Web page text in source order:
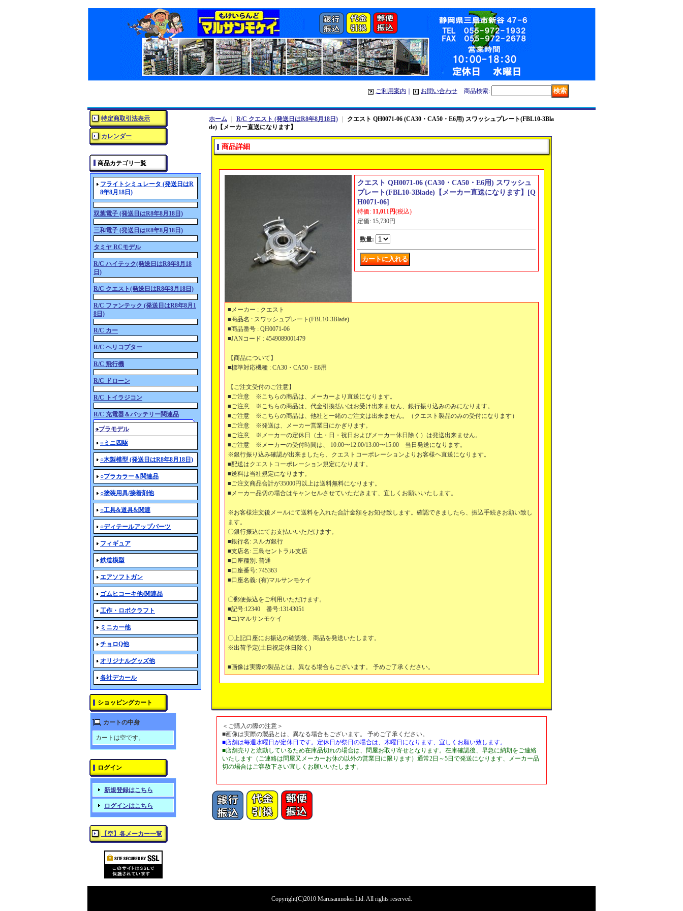
ご利用案内 お問い合わせ 商品検索:
特定商取引法表示
カレンダー
商品カテゴリ一覧
フライトシミュレータ (発送日はR
8年8月18日)
双葉電子 (発送日はR8年8月18日)
三和電子 (発送日はR8年8月18日)
タミヤ RCモデル
R/C ハイテック(発送日はR8年8月18
日)
R/C クエスト(発送日はR8年8月18日)
R/C ファンテック (発送日はR8年8月1
8日)
R/C カー
R/C ヘリコプター
R/C 飛行機
R/C ドローン
R/C トイラジコン
R/C 充電器＆バッテリー関連品
○プラモデル
○ミニ四駆
○木製模型 (発送日はR8年8月18日)
○プラカラー＆関連品
○塗装用具/接着剤他
○工具&道具&関連
○ディテールアップパーツ
フィギュア
鉄道模型
エアソフトガン
ゴムヒコーキ他/関連品
工作・ロボクラフト
ミニカー他
チョロQ他
オリジナルグッズ他
各社デカール
ショッピングカート
カートの中身
カートは空です。
ログイン
新規登録はこちら
ログインはこちら
【空】各メーカー一覧
ホーム R/C クエスト (発送日はR8年8月18日)
クエスト QH0071-06 (CA30・CA50・E6用) スワッシュプレート(FBL10-3Bla
de)【メーカー直送になります】
商品詳細
クエスト QH0071-06 (CA30・CA50・E6用) スワッシュ
プレート(FBL10-3Blade)【メーカー直送になります】
[Q
H0071-06]
特価: 11,011円(税込)
定価: 15,730円
数量:
■メーカー : クエスト
■商品名 : スワッシュプレート(FBL10-3Blade)
■商品番号 : QH0071-06
■JANコード : 4549089001479
【商品について】
■標準対応機種 : CA30・CA50・E6用
【ご注文受付のご注意】
■ご注意 ※こちらの商品は、メーカーより直送になります。
■ご注意 ※こちらの商品は、代金引換払いはお受け出来ません、銀行振り込みのみになります。
■ご注意 ※こちらの商品は、他社と一緒のご注文は出来ません。（クエスト製品のみの受付になります）
■ご注意 ※発送は、メーカー営業日にかぎります。
■ご注意 ※メーカーの定休日（土・日・祝日およびメーカー休日除く）は発送出来ません。
■ご注意 ※メーカーの受付時間は、 10:00〜12:00/13:00〜15:00 当日発送になります。
※銀行振り込み確認が出来ましたら、クエストコーポレーションよりお客様ヘ直送になります。
■配送はクエストコーポレーション規定になります。
■送料は当社規定になります。
■ご注文商品合計が35000円以上は送料無料になります。
■メーカー品切の場合はキャンセルさせていただきます、宜しくお願いいたします。
※お客様注文後メールにて送料を入れた合計金額をお知せ致します。確認できましたら、振込手続きお願い致し
ます。
〇銀行振込にてお支払いいただけます。
■銀行名: スルガ銀行
■支店名: 三島セントラル支店
■口座種別: 普通
■口座番号: 745363
■口座名義: (有)マルサンモケイ
〇郵便振込をご利用いただけます。
■記号:12340 番号:13143051
■ユ)マルサンモケイ
〇上記口座にお振込の確認後、商品を発送いたします。
※出荷予定(土日祝定休日除く)
■画像は実際の製品とは、異なる場合もございます。 予めご了承ください。
＜ご購入の際の注意＞
■画像は実際の製品とは、異なる場合もございます。 予めご了承ください。
■店舗は毎週水曜日が定休日です。定休日が祭日の場合は、木曜日になります、宜しくお願い致します。
■店舗売りと流動しているため在庫品切れの場合は、問屋お取り寄せとなります。在庫確認後、早急に納期をご連絡
いたします（ご連絡は問屋又メーカーお休の以外の営業日に限ります）通常2日～5日で発送になります、メーカー品
切の場合はご容赦下さい宜しくお願いいたします。
Copyright(C)2010 Marusanmokei Ltd. All rights reserved.